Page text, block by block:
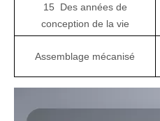
15 Des années de
conception de la vie
Assemblage mécanisé